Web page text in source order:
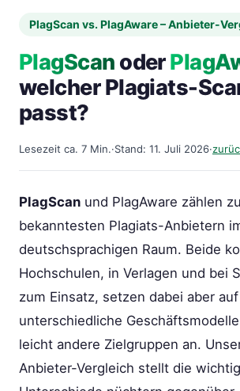
PlagScan vs. PlagAware – Anbieter-
PlagScan oder
welcher Plagiats-
passt?
Lesezeit ca. 7 Min.·Stand: 11. Juli 2026·
PlagScan und PlagAware zählen
bekanntesten Plagiats-Anbietern
deutschsprachigen Raum. Beide
Hochschulen, in Verlagen und bei
zum Einsatz, setzen dabei aber auf
unterschiedliche
leicht andere Zielgruppen an.
Anbieter-Vergleich stellt die